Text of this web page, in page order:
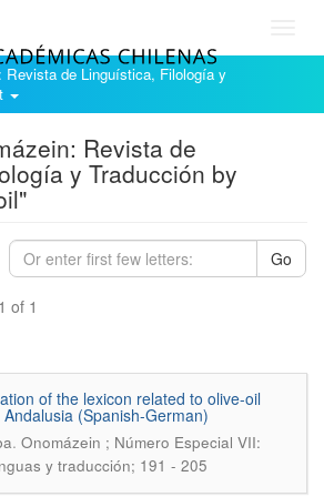
Revista de Linguística, Filología y
Revista de
y Traducción by
Go
of 1
of the lexicon related to olive-oil
(Spanish-German)
. Onomázein ; Número Especial VII:
y traducción; 191 - 205